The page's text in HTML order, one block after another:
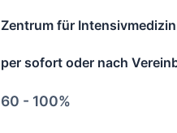
Zentrum für Intensivmedizin
per sofort oder nach
60 - 100%